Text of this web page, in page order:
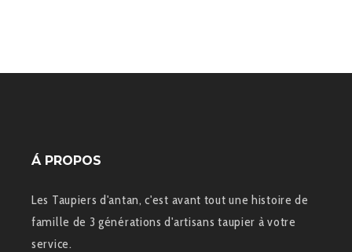
Á PROPOS
Les Taupiers d'antan, c'est avant tout une histoire de
famille de 3 générations d'artisans taupier à votre
service.